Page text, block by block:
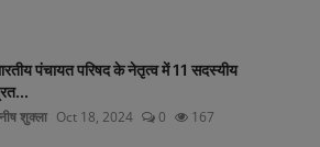
पंचायत परिषद के नेतृत्व में 11 सदस्यीय
शुक्ला Oct 18, 2024 0 167